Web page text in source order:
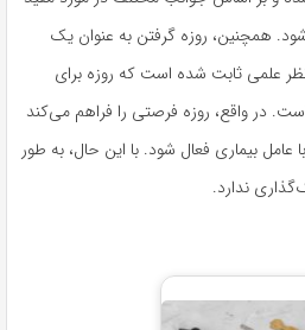
همچنین، روزه گرفتن به عنوان یک
علمی ثابت شده است که روزه برای
در واقع، روزه فرصتی را فراهم می‌کند
عامل بیماری فعال شود. با این حال، به طور
ندارد.